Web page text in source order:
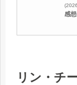
感
リン・チ